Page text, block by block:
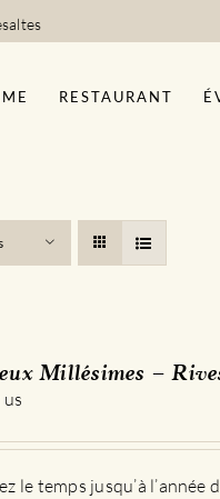
RESTAURANT
Millésimes –
le temps jusqu’à